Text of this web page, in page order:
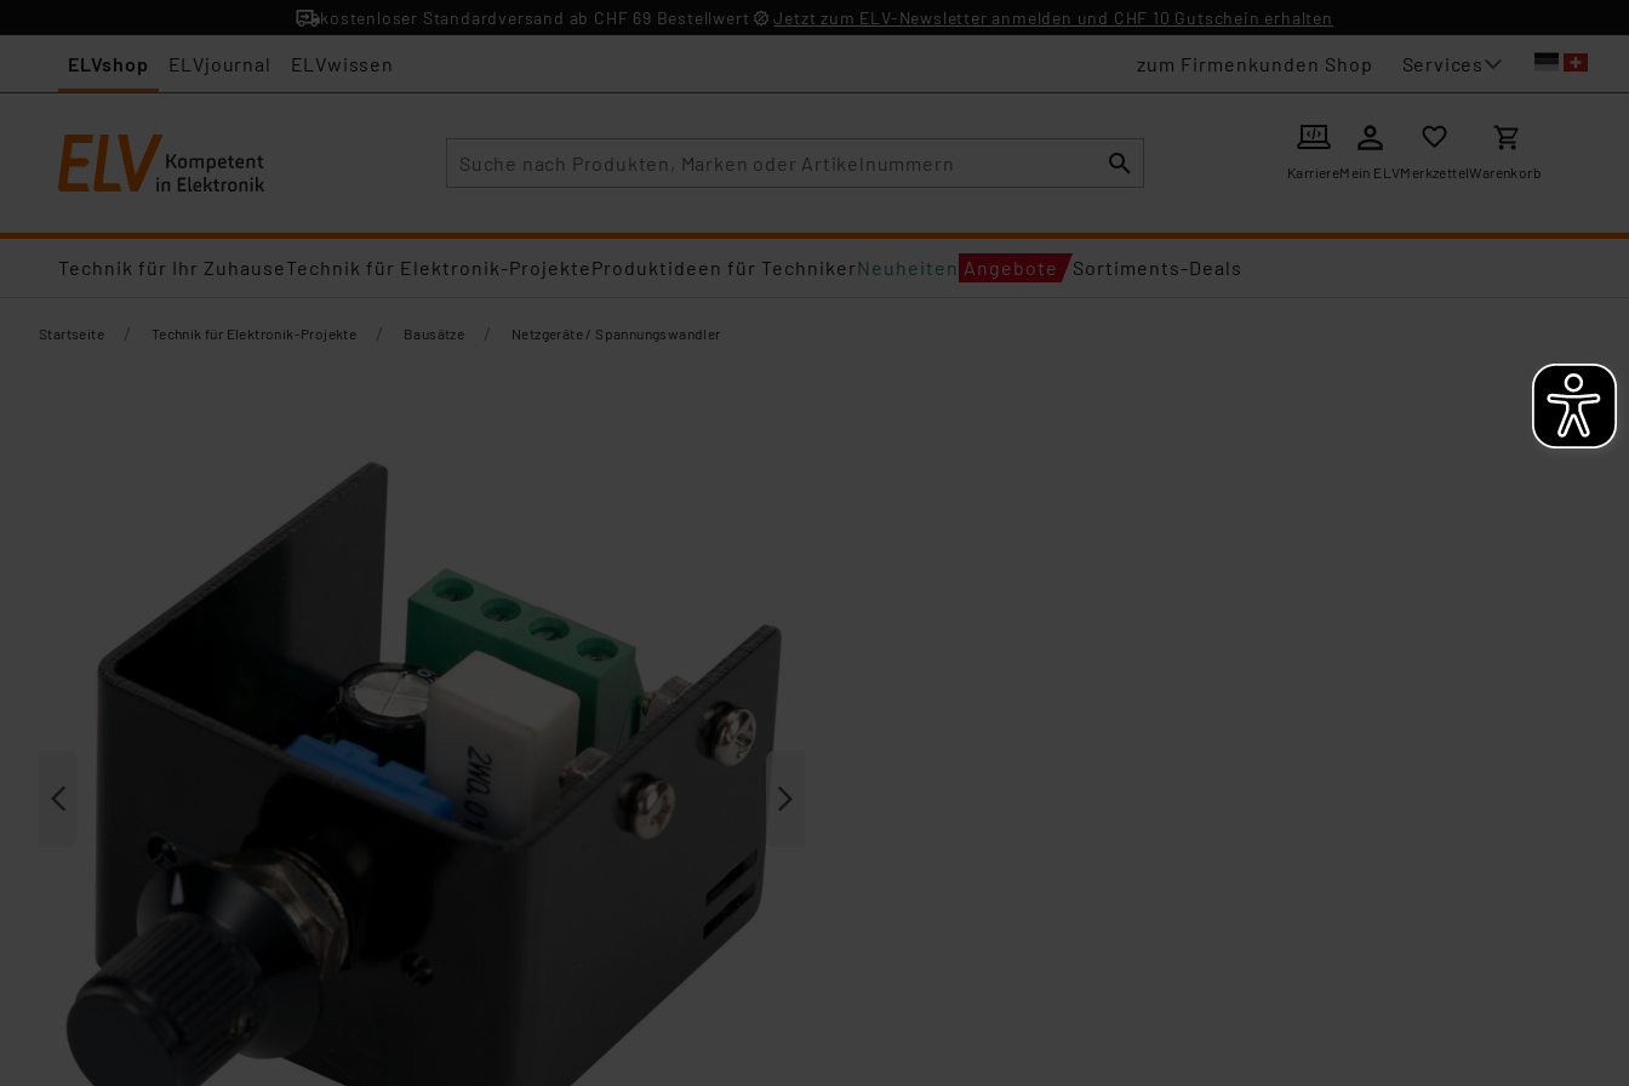
kostenloser Standardversand ab CHF 69 Bestellwert Jetzt zum ELV-Newsletter anmelden und CHF 10 Gutschein erhalten
ELVshop ELVjournal ELVwissen zum Firmenkunden Shop Services
KarriereMein ELVMerkzettelWarenkorb
Technik für Ihr ZuhauseTechnik für Elektronik-ProjekteProduktideen für TechnikerNeuheiten Angebote Sortiments-Deals
Startseite / Technik für Elektronik-Projekte / Bausätze / Netzgeräte / Spannungswandler